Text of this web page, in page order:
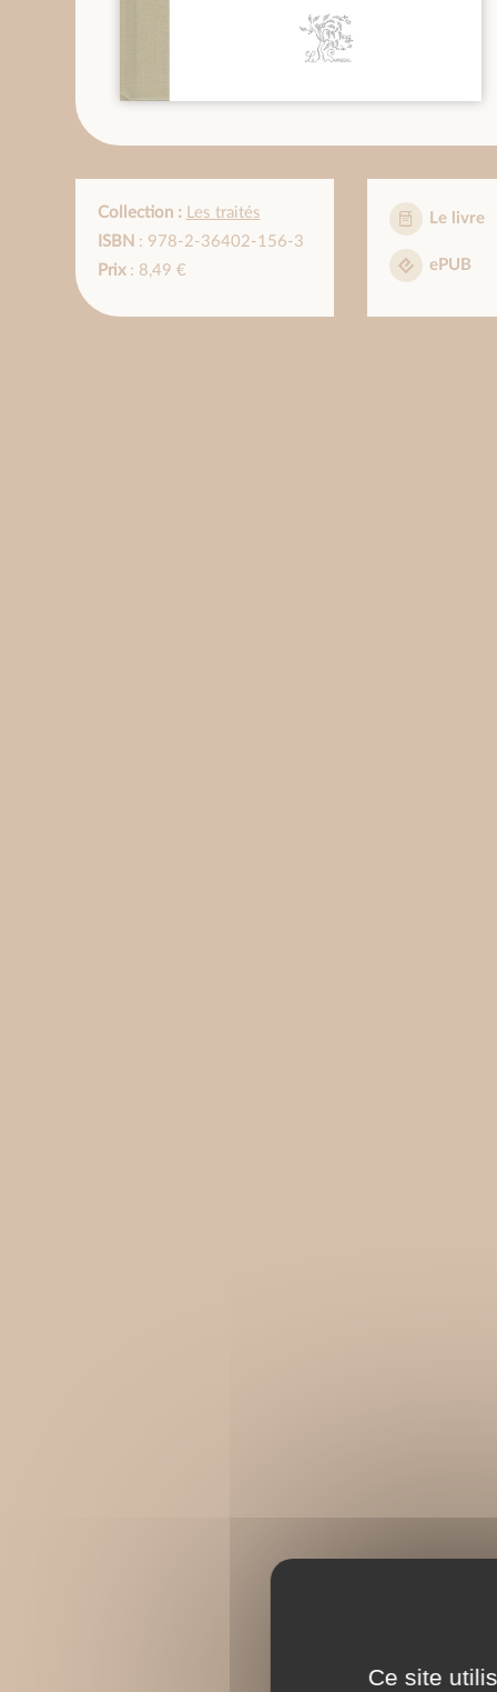
Collection : Les traités
ISBN : 978-2-36402-156-3
Prix: 8,49 €
Le livre
ePUB
Ce site